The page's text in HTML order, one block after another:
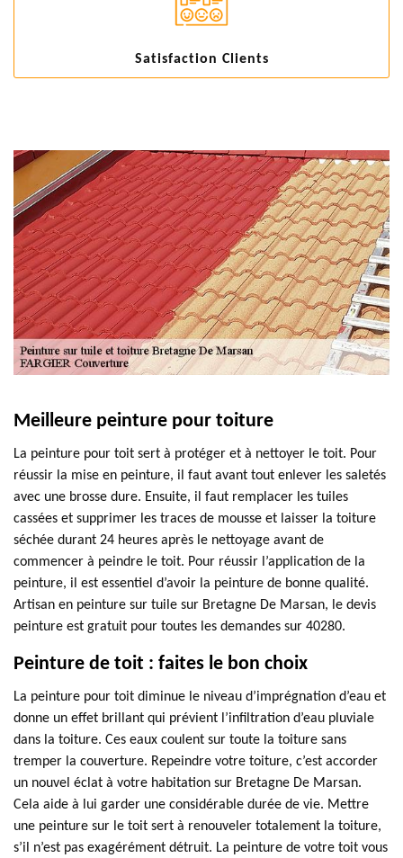
Satisfaction Clients
Meilleure peinture pour toiture
La peinture pour toit sert à protéger et à nettoyer le toit. Pour
réussir la mise en peinture, il faut avant tout enlever les saletés
avec une brosse dure. Ensuite, il faut remplacer les tuiles
cassées et supprimer les traces de mousse et laisser la toiture
séchée durant 24 heures après le nettoyage avant de
commencer à peindre le toit. Pour réussir l’application de la
peinture, il est essentiel d’avoir la peinture de bonne qualité.
Artisan en peinture sur tuile sur Bretagne De Marsan, le devis
peinture est gratuit pour toutes les demandes sur 40280.
Peinture de toit : faites le bon choix
La peinture pour toit diminue le niveau d’imprégnation d’eau et
donne un effet brillant qui prévient l’infiltration d’eau pluviale
dans la toiture. Ces eaux coulent sur toute la toiture sans
tremper la couverture. Repeindre votre toiture, c’est accorder
un nouvel éclat à votre habitation sur Bretagne De Marsan.
Cela aide à lui garder une considérable durée de vie. Mettre
une peinture sur le toit sert à renouveler totalement la toiture,
s’il n’est pas exagérément détruit. La peinture de votre toit vous